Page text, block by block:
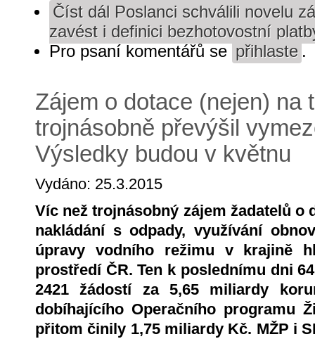
Číst dál Poslanci schválili novelu
zavést i definici bezhotovostní
Pro psaní komentářů se přihlaste .
Zájem o dotace (nejen) na
trojnásobně převýšil
Výsledky budou v květnu
Vydáno: 25.3.2015
Víc než trojnásobný zájem žadatelů o
nakládání s odpady, využívání
úpravy vodního režimu v krajině
prostředí ČR. Ten k poslednímu dni
2421 žádostí za 5,65 miliardy
dobíhajícího Operačního programu
přitom činily 1,75 miliardy Kč. MŽP i